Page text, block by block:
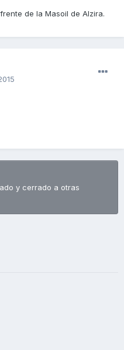
de la Masoil de Alzira.
y cerrado a otras